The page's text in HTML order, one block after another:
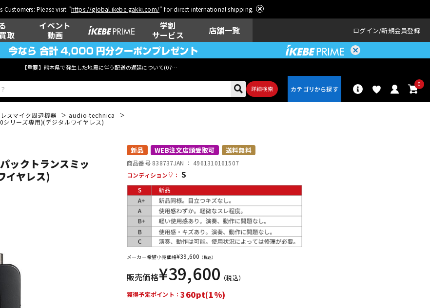
Customers: Please visit "https://global.ikebe-gakki.com/" for direct international shipping.
取
イベント
動画
学割
サービス
店舗一覧 ログイン 新規会員登録
【重要】熊本県で発生した地震に伴う配送の遅延について(07月29日
詳細検索
0
管楽器 その他楽器 アンプ
レコーディン
グ機器
配信/ライブ
機器
スマイク周辺機器
audio-technica
リーズ専用)(デジタルワイヤレス)
ックトランスミッ
イヤレス)
新品 WEB注文店頭受取可 送料無料
商品番号 838737JAN ： 4961310161507
コンディション
： S
メーカー希望小売価格¥39,600 （税込）
販売価格¥39,600 （税込）
獲得予定ポイント：360pt(1%)